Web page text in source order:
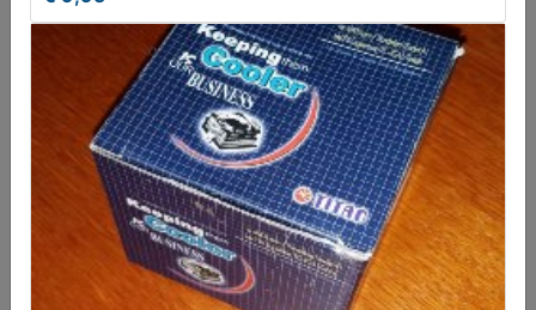
3COM Fast Etherlink XL Netwerkkaart